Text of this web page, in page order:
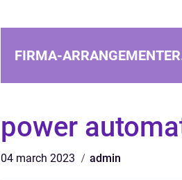
FIRMA-
power
04 march 2023 admin